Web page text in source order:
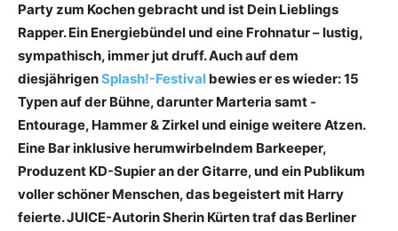
Party zum Kochen gebracht und ist Dein Lieblings
Rapper. Ein Energiebündel und eine Frohnatur – lustig,
sympathisch, immer jut druff. Auch auf dem
diesjährigenSplash!-Festival bewies er es wieder: 15
Typen auf der Bühne, darunter Marteria samt ­
Entourage, Hammer & Zirkel und einige weitere Atzen.
Eine Bar inklusive herumwirbelndem Barkeeper,
Produzent KD-­Supier an der Gitarre, und ein Publikum
voller schöner Menschen, das begeistert mit Harry
feierte. JUICE-­Autorin Sherin Kürten traf das Berliner